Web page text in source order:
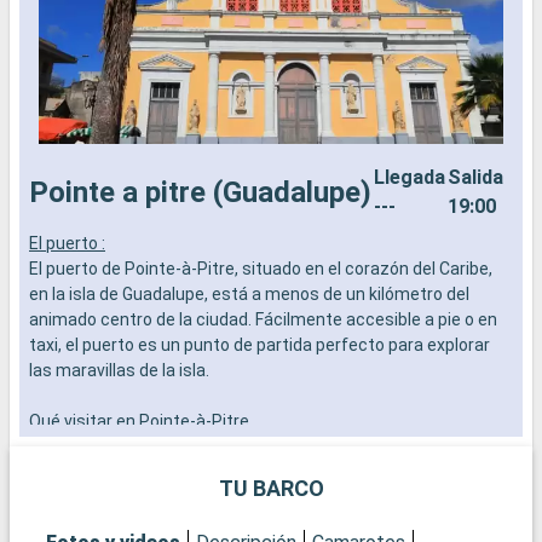
Pointe a pitre (Guadalupe) Llegada
---
Salida
19:00
El puerto :
El puerto de Pointe-à-Pitre, situado en el corazón del Caribe,
en la isla de Guadalupe, está a menos de un kilómetro del
animado centro de la ciudad. Fácilmente accesible a pie o en
taxi, el puerto es un punto de partida perfecto para explorar
las maravillas de la isla.
Qué visitar en Pointe-à-Pitre
puestos y sus productos locales, es una visita obligada para
TU BARCO